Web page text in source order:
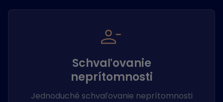
Schvaľovanie
neprítomnosti
Jednoduché schvaľovanie neprítomnosti